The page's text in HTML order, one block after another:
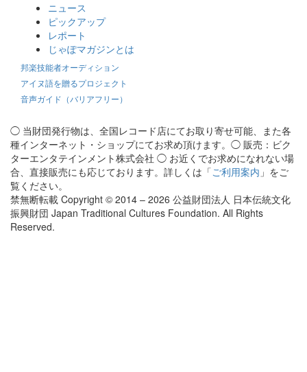
ニュース
ピックアップ
レポート
じゃぽマガジンとは
邦楽技能者オーディション
アイヌ語を贈るプロジェクト
音声ガイド（バリアフリー）
◯ 当財団発行物は、全国レコード店にてお取り寄せ可能、また各
種インターネット・ショップにてお求め頂けます。◯ 販売：ビク
ターエンタテインメント株式会社 ◯ お近くでお求めになれない場
合、直接販売にも応じております。詳しくは「ご利用案内 」をご
覧ください。
禁無断転載 Copyright © 2014 – 2026 公益財団法人 日本伝統文化
振興財団 Japan Traditional Cultures Foundation. All Rights
Reserved.